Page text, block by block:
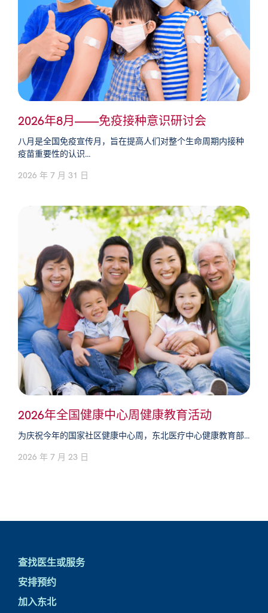
2026年8月——免疫接种意识研讨会
八月是全国免疫宣传月，旨在提高人们对整个生命周期内接种
疫苗重要性的认识...
2026 年 7 月 31 日
2026年全国健康中心周健康教育活动
为庆祝今年的国家社区健康中心周，东北医疗中心健康教育部...
2026 年 7 月 23 日
查找医生或服务
安排预约
加入东北